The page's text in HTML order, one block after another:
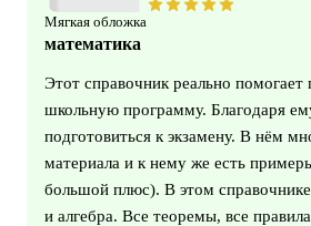
Мягкая обложка
математика
Этот справочник реально помогает
школьную программу. Благодаря
подготовиться к экзамену. В нём
материала и к нему же есть
большой плюс). В этом справочнике
и алгебра. Все теоремы, все